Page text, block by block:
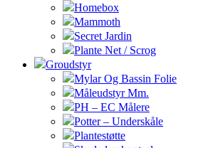
Homebox
Mammoth
Secret Jardin
Plante Net / Scrog
Groudstyr
Mylar Og Bassin Folie
Måleudstyr Mm.
PH – EC Målere
Potter – Underskåle
Plantestøtte